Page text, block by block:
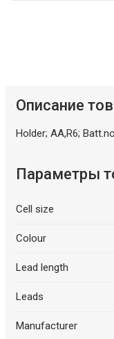
Описание искусственного интеллекта
Описание
Holder; AA,R6;
Параметры
Cell size
Colour
Lead length
Leads
Manufacturer